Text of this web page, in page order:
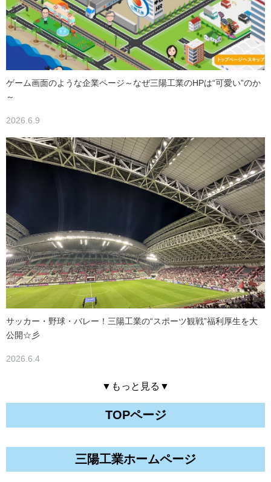
ゲーム画面のような企業ページ～なぜ三陽工業のHPは“可愛い”のか
～
2026.6.9
サッカー・野球・バレー！三陽工業の“スポーツ観戦”福利厚生を大
公開☆彡
2026.6.4
▼もっと見る▼
TOPページ
三陽工業ホームページ